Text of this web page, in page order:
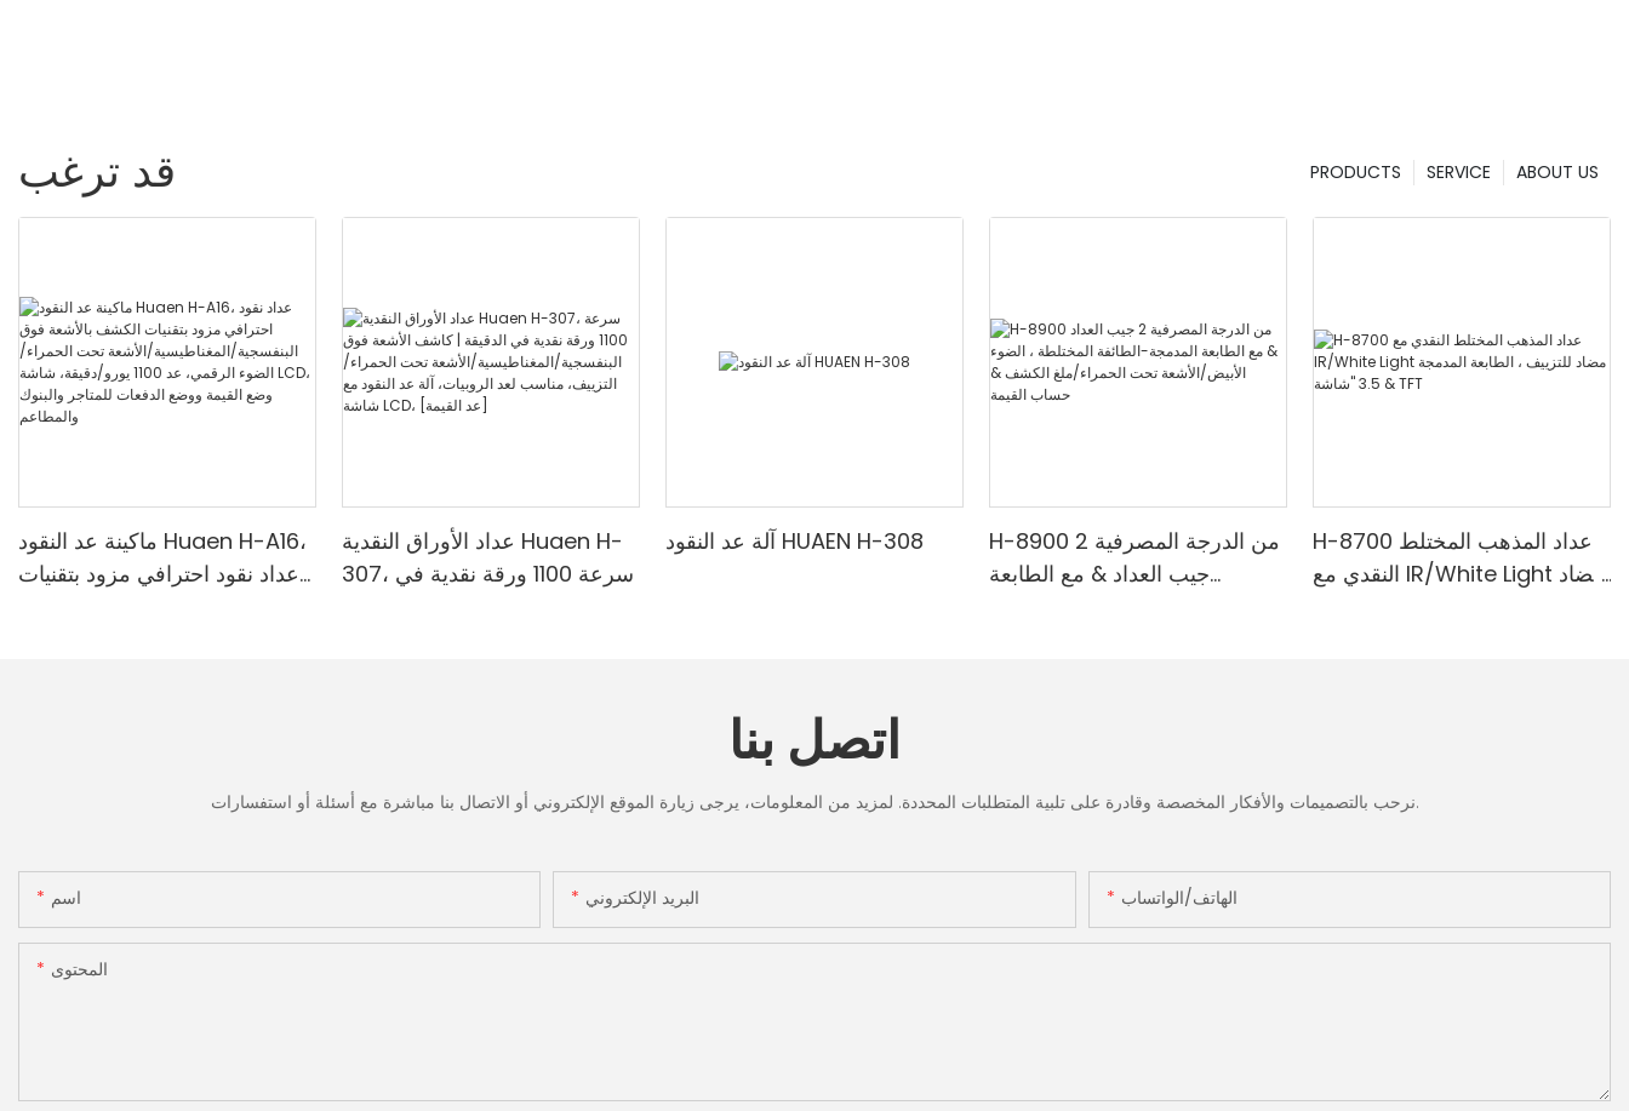
قد ترغب ABOUT US
SERVICE
PRODUCTS
ماكينة عد النقود Huaen H-A16،
عداد نقود احترافي مزود بتقنيات
عداد الأوراق النقدية Huaen H-
307، سرعة 1100 ورقة نقدية في
آلة عد النقود HUAEN H-308
H-8900 من الدرجة المصرفية 2
جيب العداد & مع الطابعة
H-8700 عداد المذهب المختلط
النقدي مع IR/White Light مضاد
اتصل بنا
نرحب بالتصميمات والأفكار المخصصة وقادرة على تلبية المتطلبات المحددة. لمزيد من المعلومات، يرجى زيارة الموقع الإلكتروني أو الاتصال بنا مباشرة مع أسئلة أو استفسارات.
اسم البريد الإلكتروني الهاتف/الواتساب
المحتوى